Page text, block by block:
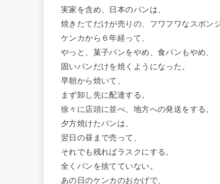
実家を含め、日本のパンは、
焼きたてだけが売りの、フワフワなスポン
ケンカから６年経って、
やっと、菓子パンをやめ、食パンもやめ、
固いパンだけを焼くようになった。
早朝から焼いて、
まず卸し先に配達する。
徐々に店頭に並べ、地方への発送をする。
夕方焼けたパンは、
翌日の昼まで売って、
それでも残ればラスクにする。
全くパンを捨てていない。
あの日のケンカのおかげで、